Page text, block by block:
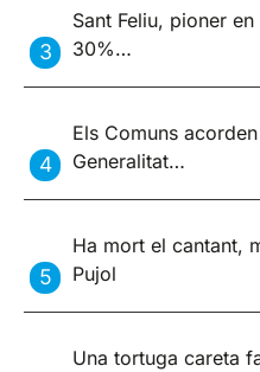
Sant Feliu, pioner
30%…
Els Comuns
Generalitat…
Ha mort el cantant,
Pujol
Una tortuga careta